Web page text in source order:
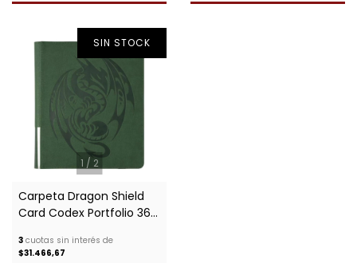
1 / 2
SIN STOCK
Carpeta Dragon Shield
Card Codex Portfolio 360:
3 cuotas sin interés de
$31.466,67